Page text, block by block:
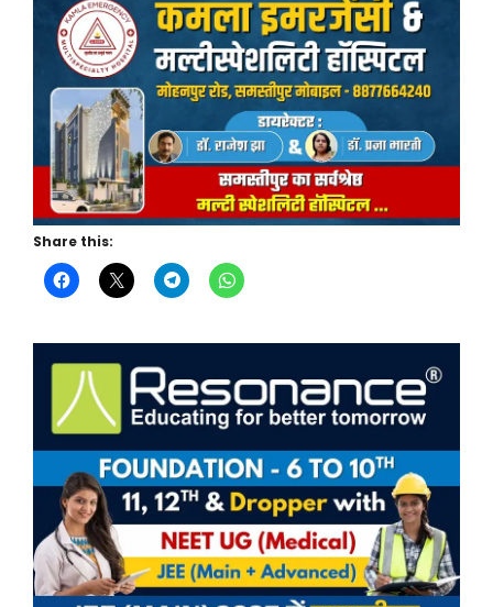
Share this: